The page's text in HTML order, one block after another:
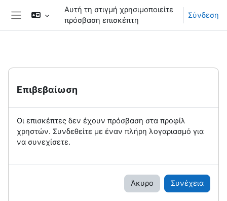
Μετάβαση στο κεντρικό περιεχόμενο
Πλευρικός πίνακας
Αυτή τη στιγμή χρησιμοποιείτε
πρόσβαση επισκέπτη
Σύνδεση
Επιβεβαίωση
Οι επισκέπτες δεν έχουν πρόσβαση στα προφίλ
χρηστών. Συνδεθείτε με έναν πλήρη λογαριασμό για
να συνεχίσετε.
Άκυρο Συνέχεια